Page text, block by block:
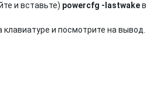
и вставьте) powercfg -lastwakeв
клавиатуре и посмотрите на вывод.